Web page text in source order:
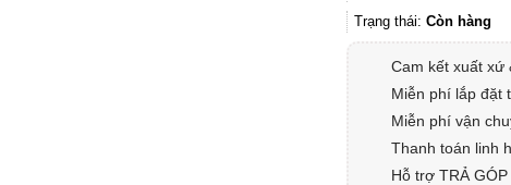
Trạng thái: Còn hàng
Cam kết xuất xứ
Miễn phí lắp đặt
Miễn phí vận
Thanh toán linh
Hỗ trợ TRẢ GÓP